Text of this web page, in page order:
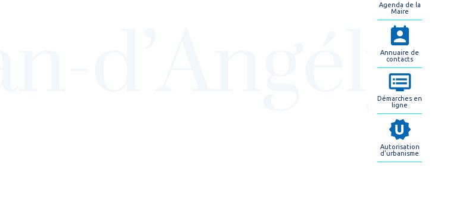
Agenda de la
Maire
Annuaire de
contacts
Démarches en
ligne
Autorisation
d'urbanisme